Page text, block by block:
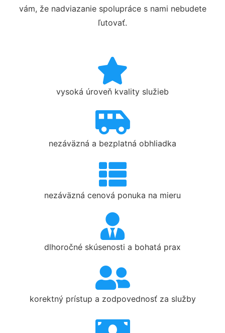
vám, že nadviazanie spolupráce s nami nebudete
ľutovať.
vysoká úroveň kvality služieb
nezáväzná a bezplatná obhliadka
nezáväzná cenová ponuka na mieru
dlhoročné skúsenosti a bohatá prax
korektný prístup a zodpovednosť za služby